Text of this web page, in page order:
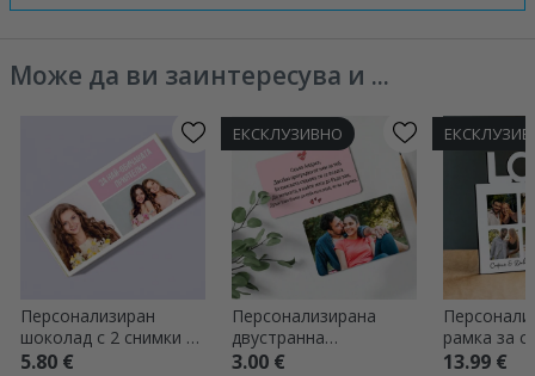
Може да ви заинтересува и ...
Персонализиран
шоколад с 2 снимки и
текст
5.80 €
ЕКСКЛУЗИВНО
Персонализирана
двустранна
алуминиева карта с
3.00 €
рамка за
бюро с 6
13.99 €